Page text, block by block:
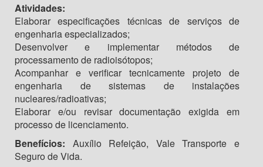
Atividades:
Elaborar especificações técnicas de serviços de
engenharia especializados;
Desenvolver e implementar métodos de
processamento de radioisótopos;
Acompanhar e verificar tecnicamente projeto de
engenharia de sistemas de instalações
nucleares/radioativas;
Elaborar e/ou revisar documentação exigida em
processo de licenciamento.
Benefícios: Auxílio Refeição, Vale Transporte e
Seguro de Vida.